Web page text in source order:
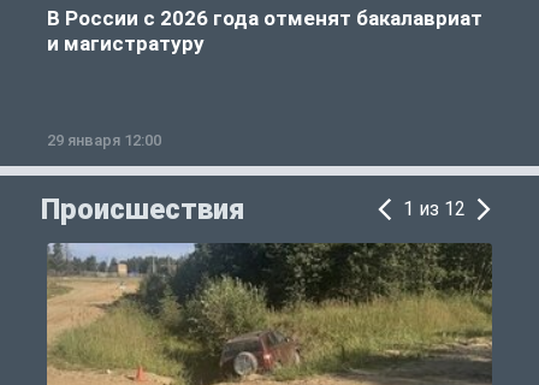
В России с 2026 года отменят бакалавриат
и магистратуру
29 января 12:00
Происшествия 1 из 12